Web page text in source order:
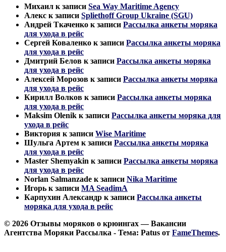
Михаил к записи Sea Way Maritime Agency
Алекс к записи Spliethoff Group Ukraine (SGU)
Андрей Ткаченко к записи Рассылка анкеты моряка
для ухода в рейс
Сергей Коваленко к записи Рассылка анкеты моряка
для ухода в рейс
Дмитрий Белов к записи Рассылка анкеты моряка
для ухода в рейс
Алексей Морозов к записи Рассылка анкеты моряка
для ухода в рейс
Кирилл Волков к записи Рассылка анкеты моряка
для ухода в рейс
Maksim Olenik к записи Рассылка анкеты моряка для
ухода в рейс
Виктория к записи Wise Maritime
Шульга Артем к записи Рассылка анкеты моряка
для ухода в рейс
Master Shemyakin к записи Рассылка анкеты моряка
для ухода в рейс
Norlan Salmanzade к записи Nika Maritime
Игорь к записи MA SeadimA
Карпухин Александр к записи Рассылка анкеты
моряка для ухода в рейс
© 2026 Отзывы моряков о крюингах — Вакансии
Агентства Моряки Рассылка - Тема: Patus от FameThemes.